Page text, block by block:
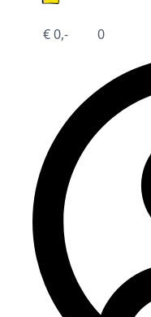
€0,- 0